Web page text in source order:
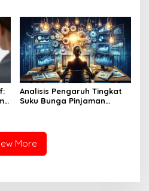
Analisis Pengaruh Tingkat
Suku Bunga Pinjaman
More